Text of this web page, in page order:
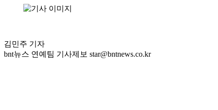
김민주 기자
bnt뉴스 연예팀 기사제보 star@bntnews.co.kr